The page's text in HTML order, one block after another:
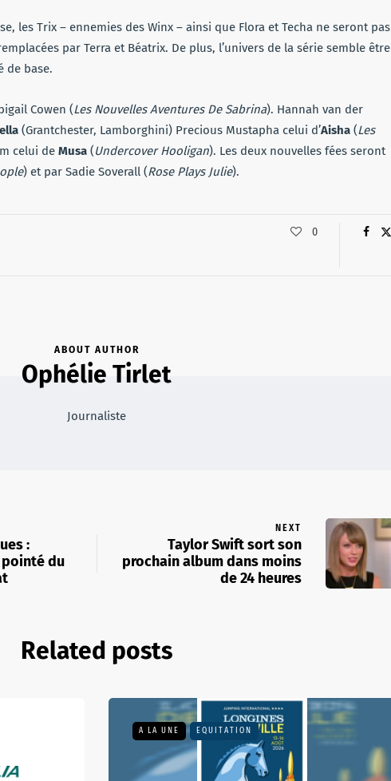
les Trix – ennemies des Winx – ainsi que Flora et Techa ne seront pas
par Terra et Béatrix. De plus, l’univers de la série semble être
de base.
Cowen (Les Nouvelles Aventures De Sabrina). Hannah van der
(Grantchester, Lamborghini) Precious Mustapha celui d’Aisha (Les
celui de Musa (Undercover Hooligan). Les deux nouvelles fées seront
) et par Sadie Soverall (Rose Plays Julie).
0
ABOUT AUTHOR
Ophélie Tirlet
Journaliste
:
pointé du
NEXT
Taylor Swift sort son
prochain album dans moins
de 24 heures
Related posts
A LA UNE EQUITATION